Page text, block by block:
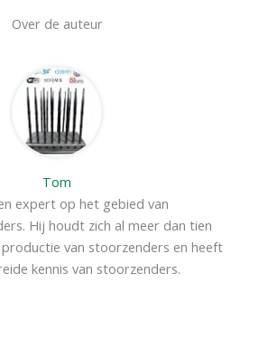
Over de auteur
Tom
expert op het gebied van
Hij houdt zich al meer dan tien
van stoorzenders en heeft
kennis van stoorzenders.